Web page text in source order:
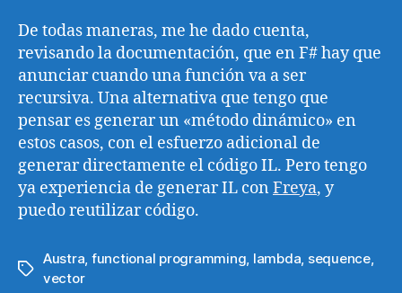
De todas maneras, me he dado cuenta,
revisando la documentación, que en F# hay que
anunciar cuando una función va a ser
recursiva. Una alternativa que tengo que
pensar es generar un «método dinámico» en
estos casos, con el esfuerzo adicional de
generar directamente el código IL. Pero tengo
ya experiencia de generar IL con Freya, y
puedo reutilizar código.
Etiquetas
Austra, functional programming, lambda, sequence,
vector